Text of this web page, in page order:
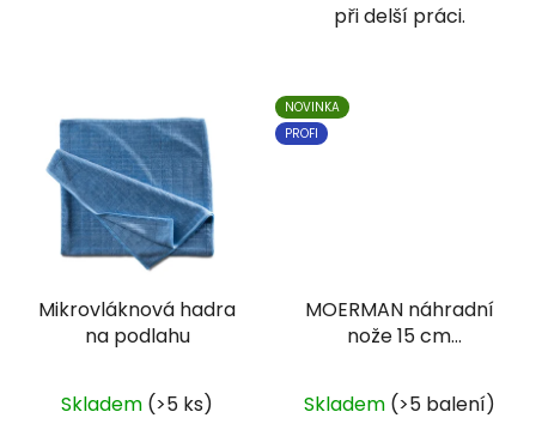
při delší práci.
Mikrovláknová hadra
na podlahu
Skladem (>5 ks)
NOVINKA
PROFI
MOERMAN náhradní
nože 15 cm
oboustranné
Skladem (>5 balení)